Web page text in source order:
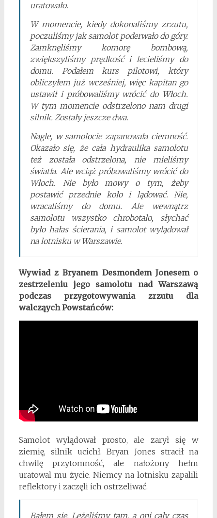
uratowało.
W momencie, kiedy dokonaliśmy zrzutu,
poczuliśmy jak samolot poderwało do góry.
Zamknęliśmy komorę bombową,
zwiększyliśmy prędkość i lecieliśmy do
domu. Podałem kurs pilotowi, który
obliczyłem już wcześniej, więc kapitan go
ustawił i próbowaliśmy wrócić do Włoch.
W tym momencie odstrzelono nam drugi
silnik. Zostały jeszcze dwa.
Nagle, w samolocie zapanowała ciemność.
Okazało się, że cała hydraulika samolotu
też została odstrzelona, nie mieliśmy
światła. Ale wciąż próbowaliśmy wrócić do
Włoch. Nie było mowy o tym, żeby
postawić przednie koło i lądować. Nie,
wracaliśmy do domu. Ale wewnątrz
samolotu wszystko chrobotało, słychać
było hałas ścierania, i samolot wylądował
na lotnisku w Warszawie.
Wywiad z Bryanem Desmondem Jonesem o
zestrzeleniu jego samolotu nad Warszawą
podczas przygotowywania zrzutu dla
walcząych Powstańców:
Samolot wylądował prosto, ale zarył się w
ziemię, silnik ucichł. Bryan Jones stracił na
chwilę przytomność, ale nałożony hełm
uratowal mu życie. Niemcy na lotnisku zapalili
reflektory i zaczęli ich ostrzeliwać.
Bałem się. Leżeliśmy tam, a oni cały czas